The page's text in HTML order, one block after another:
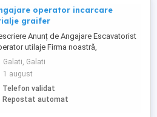
operator incarcare
graifer
Anunț de Angajare Escavatorist
utilaje Firma noastră,
în colectarea, sortarea și
deșeurilor metalice și
este în căutarea unui
calificat pentru a se alătura
noastre! Responsabilități:
Galati, Galati
1 august
Telefon validat
Repostat automat